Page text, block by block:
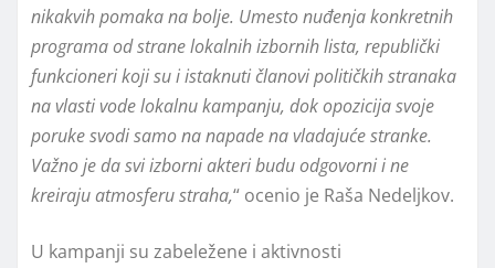
nikakvih pomaka na bolje. Umesto nuđenja konkretnih
programa od strane lokalnih izbornih lista, republički
funkcioneri koji su i istaknuti članovi političkih stranaka
na vlasti vode lokalnu kampanju, dok opozicija svoje
poruke svodi samo na napade na vladajuće stranke.
Važno je da svi izborni akteri budu odgovorni i ne
kreiraju atmosferu straha,“ ocenio je Raša Nedeljkov.
U kampanji su zabeležene i aktivnosti